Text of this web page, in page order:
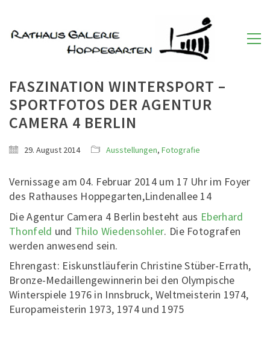
FASZINATION WINTERSPORT –
SPORTFOTOS DER AGENTUR
CAMERA 4 BERLIN
29. August 2014 Ausstellungen, Fotografie
Vernissage am 04. Februar 2014 um 17 Uhr im Foyer
des Rathauses Hoppegarten,Lindenallee 14
Die Agentur Camera 4 Berlin besteht aus Eberhard
Thonfeld und Thilo Wiedensohler. Die Fotografen
werden anwesend sein.
Ehrengast: Eiskunstläuferin Christine Stüber-Errath,
Bronze-Medaillengewinnerin bei den Olympische
Winterspiele 1976 in Innsbruck, Weltmeisterin 1974,
Europameisterin 1973, 1974 und 1975